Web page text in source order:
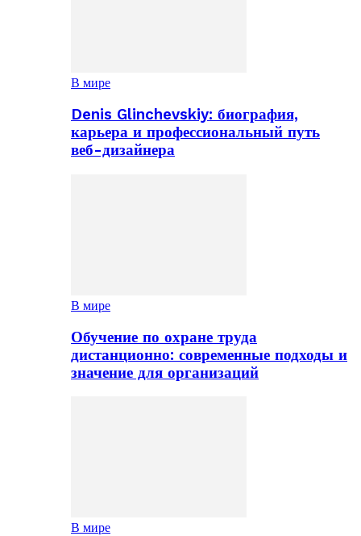
В мире
Denis Glinchevskiy: биография,
карьера и профессиональный путь
веб-дизайнера
В мире
Обучение по охране труда
дистанционно: современные подходы и
значение для организаций
В мире